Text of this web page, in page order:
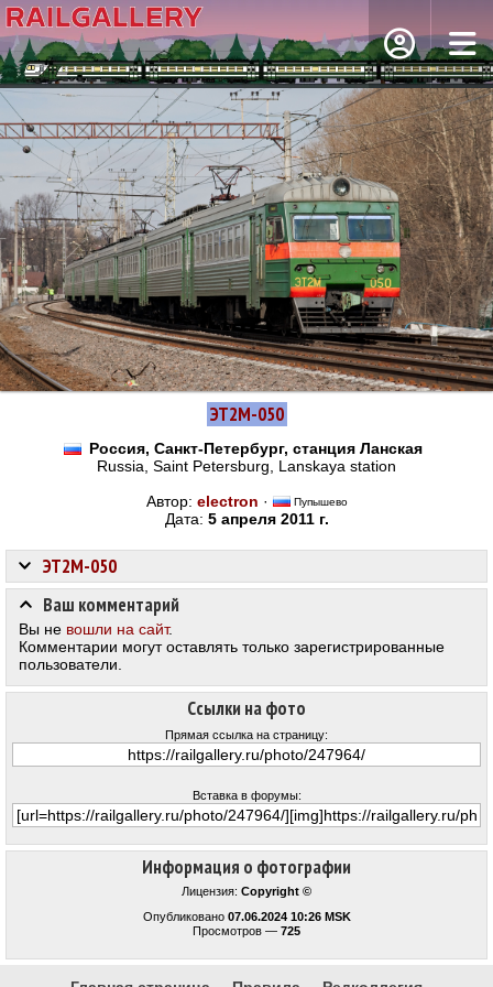
ЭТ2М-050
Россия, Санкт-Петербург, станция Ланская
Russia, Saint Petersburg, Lanskaya station
Автор: electron · Пупышево
Дата: 5 апреля 2011 г.
Информация о фотографии
Лицензия: Copyright ©
Опубликовано 07.06.2024 10:26 MSK
Просмотров — 725
Ссылки на фото
Прямая ссылка на страницу:
Вставка в форумы:
ЭТ2М-050
Ваш комментарий
Вы не вошли на сайт.
Комментарии могут оставлять только зарегистрированные
пользователи.